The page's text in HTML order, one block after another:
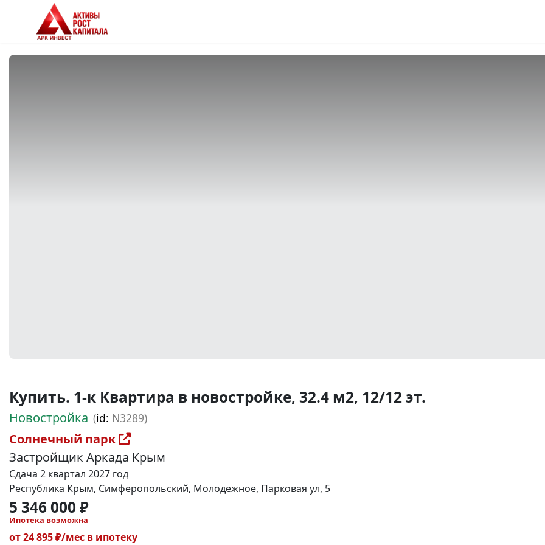
Купить. 1-к Квартира в новостройке, 32.4 м2, 12/12 эт.
Новостройка (id: N3289)
Солнечный парк
Застройщик Аркада Крым
Сдача 2 квартал 2027 год
Республика Крым, Симферопольский, Молодежное, Парковая ул, 5
5 346 000 ₽
Ипотека возможна
от 24 895 ₽/мес в ипотеку